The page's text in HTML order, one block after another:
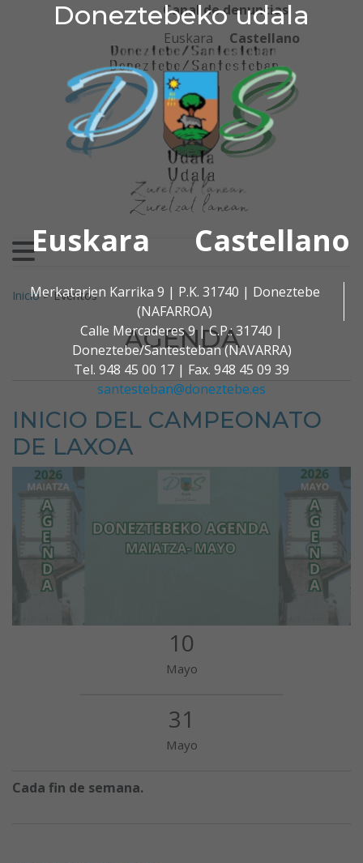
Doneztebeko udala
Euskara Castellano
Merkatarien Karrika 9 | P.K. 31740 | Doneztebe
(NAFARROA)
Calle Mercaderes 9 | C.P.: 31740 |
Doneztebe/Santesteban (NAVARRA)
Tel. 948 45 00 17 | Fax. 948 45 09 39
santesteban@doneztebe.es
Ir al contenido
Doneztebeko udala
Canal de denuncias
Euskara
Castellano
Buscar:
Inicio>Eventos
AGENDA
INICIO DEL CAMPEONATO
DE LAXOA
10
Mayo
31
Mayo
Cada fin de semana.